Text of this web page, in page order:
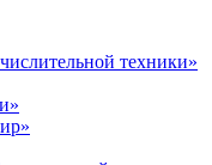
техники»